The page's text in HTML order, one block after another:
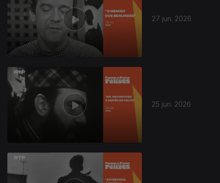
27 jun. 2026
25 jun. 2026